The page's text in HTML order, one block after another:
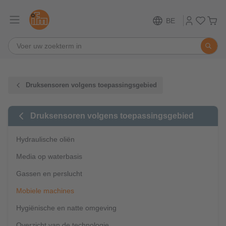
BE
Druksensoren volgens toepassingsgebied
Druksensoren volgens toepassingsgebied
Hydraulische oliën
Media op waterbasis
Gassen en perslucht
Mobiele machines
Hygiënische en natte omgeving